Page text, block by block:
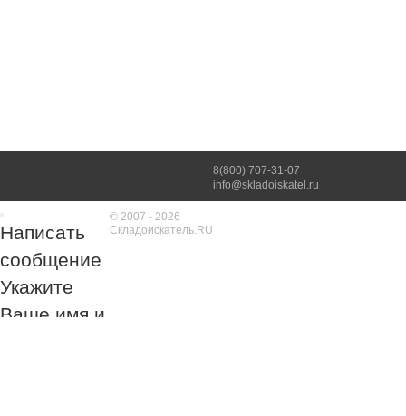
8(800) 707-31-07
info@skladoiskatel.ru
© 2007 - 2026
Складоискатель.RU
Написать
сообщение
Укажите
Ваше имя и